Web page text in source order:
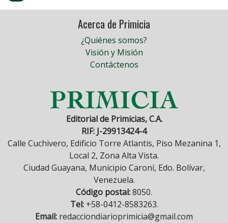
Acerca de Primicia
¿Quiénes somos?
Visión y Misión
Contáctenos
Editorial de Primicias, C.A.
RIF: J-29913424-4
Calle Cuchivero, Edificio Torre Atlantis, Piso Mezanina 1,
Local 2, Zona Alta Vista.
Ciudad Guayana, Municipio Caroní, Edo. Bolívar,
Venezuela.
Código postal:8050.
Tel:+58-0412-8583263.
Email: redacciondiarioprimicia@gmail.com